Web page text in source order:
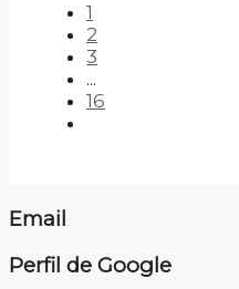
1
2
3
...
16
Email
Perfil de Google